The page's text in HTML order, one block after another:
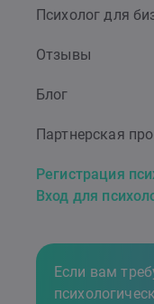
Психолог для
Отзывы
Блог
Партнерская
Регистрация
Вход для
Если вам